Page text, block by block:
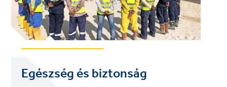
Egészség és biztonság